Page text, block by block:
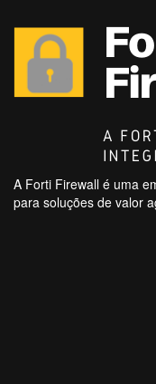
A Forti Firewall é uma
para soluções de valor